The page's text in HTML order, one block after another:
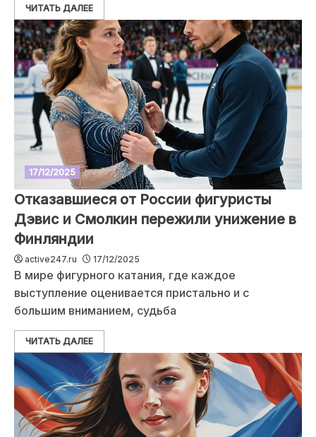
ЧИТАТЬ ДАЛЕЕ
17/12/2025
Отказавшиеся от России фигуристы
Дэвис и Смолкин пережили унижение в
Финляндии
active247.ru 17/12/2025
В мире фигурного катания, где каждое
выступление оценивается пристально и с
большим вниманием, судьба
ЧИТАТЬ ДАЛЕЕ